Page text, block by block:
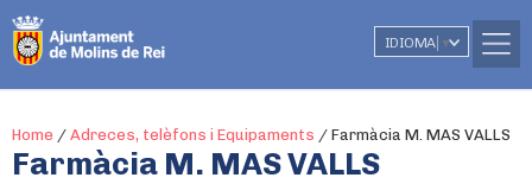
IDIOMA ▼
Home / Adreces, telèfons i Equipaments / Farmàcia M. MAS VALLS
Farmàcia M. MAS VALLS